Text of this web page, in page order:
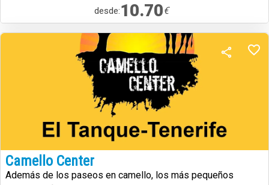
desde:10.70€
Camello Center
Además de los paseos en camello, los más pequeños